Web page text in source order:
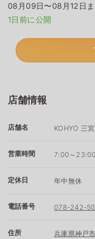
08月09日〜08月12日
1日前に公開
店舗情報
店舗名 KOHYO 三
営業時間 7:00～23:00
定休日 年中無休
電話番号 078-242-
住所 兵庫県神戸